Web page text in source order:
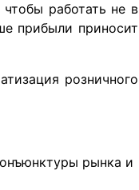
работать не в
прибыли приносит
розничного
рынка и